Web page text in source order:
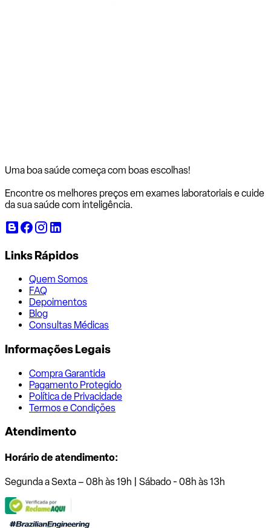
Uma boa saúde começa com boas escolhas!
Encontre os melhores preços em exames laboratoriais e cuide
da sua saúde com inteligência.
Links Rápidos
Quem Somos
FAQ
Depoimentos
Blog
Consultas Médicas
Informações Legais
Compra Garantida
Pagamento Protegido
Política de Privacidade
Termos e Condições
Atendimento
Horário de atendimento:
Segunda a Sexta – 08h às 19h | Sábado - 08h às 13h